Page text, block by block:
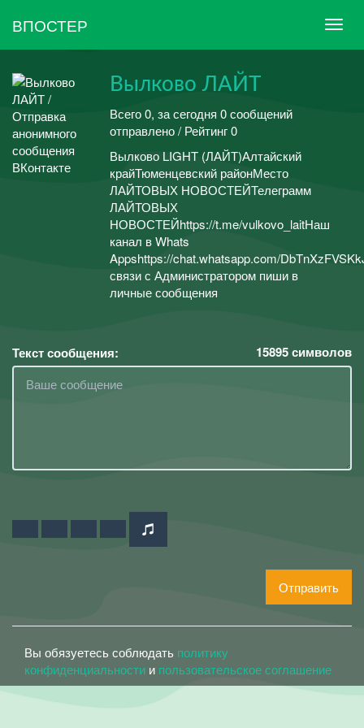
ВПОСТЕР
Вылково ЛАЙТ
Всего 0, за сегодня 0 сообщений
отправлено / Рейтинг 0
Вылково LIGHT (ЛАЙТ)Алтайский
крайТюменцевский районМесто
ЛАЙТОВЫХ НОВОСТЕЙТелеграмм
ЛАЙТОВЫХ
НОВОСТЕЙhttps://t.me/vulkovo_laitНаш
канал в Whats
Appshttps://chat.whatsapp.com/
связи с Администратором пиши в
личные сообщения
Текст сообщения: 15895символов
Отправить
Вы обязуетесь соблюдать политику
конфиденциальности и пользовательское соглашение